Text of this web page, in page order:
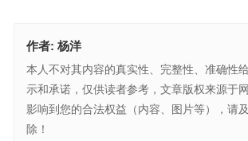
作者: 杨洋
本人不对其内容的真实性、完整性、准确性
示和承诺，仅供读者参考，文章版权来源于
影响到您的合法权益（内容、图片等），请
除！